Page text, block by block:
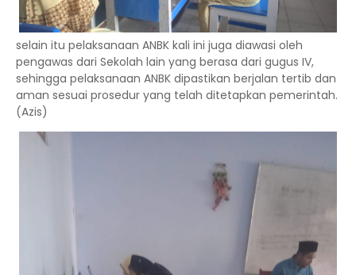
selain itu pelaksanaan ANBK kali ini juga diawasi oleh
pengawas dari Sekolah lain yang berasa dari gugus IV,
sehingga pelaksanaan ANBK dipastikan berjalan tertib dan
aman sesuai prosedur yang telah ditetapkan pemerintah.
(Azis)